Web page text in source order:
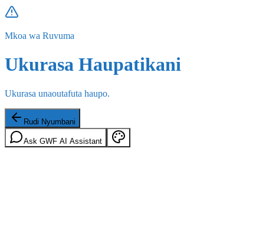
Mkoa wa Ruvuma
Ukurasa Haupatikani
Ukurasa unaoutafuta haupo.
Rudi Nyumbani
Ask GWF AI Assistant